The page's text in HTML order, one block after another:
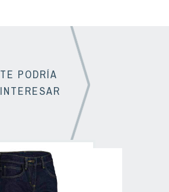
TE PODRÍA
INTERESAR